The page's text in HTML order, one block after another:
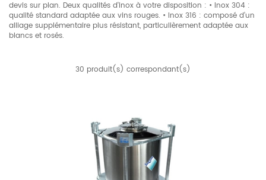
devis sur plan. Deux qualités d'inox à votre disposition : • Inox 304 :
qualité standard adaptée aux vins rouges. • Inox 316 : composé d’un
alliage supplémentaire plus résistant, particulièrement adaptée aux
blancs et rosés.
30 produit(s) correspondant(s)